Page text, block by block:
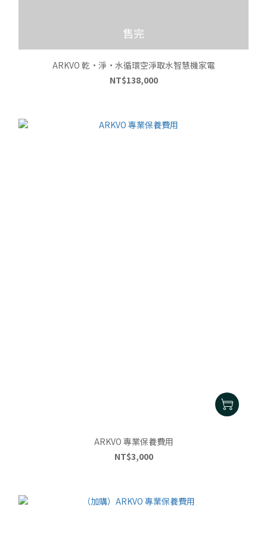
售完
ARKVO 乾•淨•水循環空淨取水智慧機家電
NT$138,000
ARKVO 專業保養費用
NT$3,000